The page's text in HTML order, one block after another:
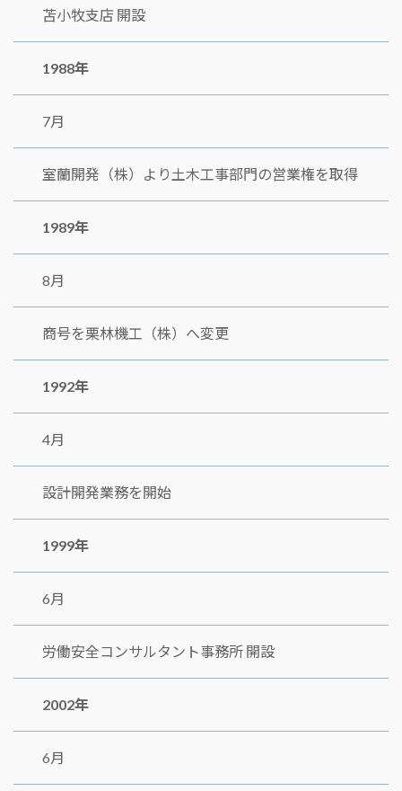
苫小牧支店 開設
1988年
7月
室蘭開発（株）より土木工事部門の営業権を取得
1989年
8月
商号を栗林機工（株）へ変更
1992年
4月
設計開発業務を開始
1999年
6月
労働安全コンサルタント事務所 開設
2002年
6月